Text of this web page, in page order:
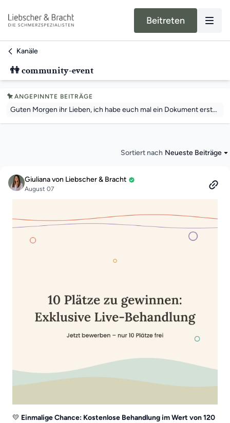
Beitreten
Kanäle
👫 community-event
ANGEPINNTE BEITRÄGE
Guten Morgen ihr Lieben, ich habe euch mal ein Dokument erstellt mit Infos zur Anreise und Hotels. Bad Vilbel liegt direkt vor den Toren Frankfurts und ist aus ganz Deutschland hervorragend erreichbar. Die Stadt ist bekannt für ihre vielen Mineralquellen, ihre schöne Lage an der Nidda und die entspannte Atmosphäre – eine perfekte Mischung aus Natur und Stadtnähe.Für mich persönlich ist Bad Vilbel sogar ein ganz besonderer Ort, denn ich habe selbst sieben Jahre dort gelebt. Umso mehr freue ich mich, dass unser erstes großes Community Event genau dort stattfindet. Falls ihr noch keine Tickets habt, sichert euch welche hier: HIER TICKETS SICHERN ☀️Wen sehe ich alles am 5. September?
Sortiert nach Neueste Beiträge
Giuliana von Liebscher & Bracht
August 07
💛 Einmalige Chance: Kostenlose Behandlung im Wert von 120